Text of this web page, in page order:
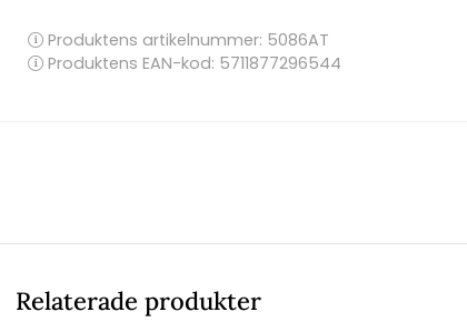
Produktens artikelnummer: 5086AT
Produktens EAN-kod: 5711877296544
Relaterade produkter